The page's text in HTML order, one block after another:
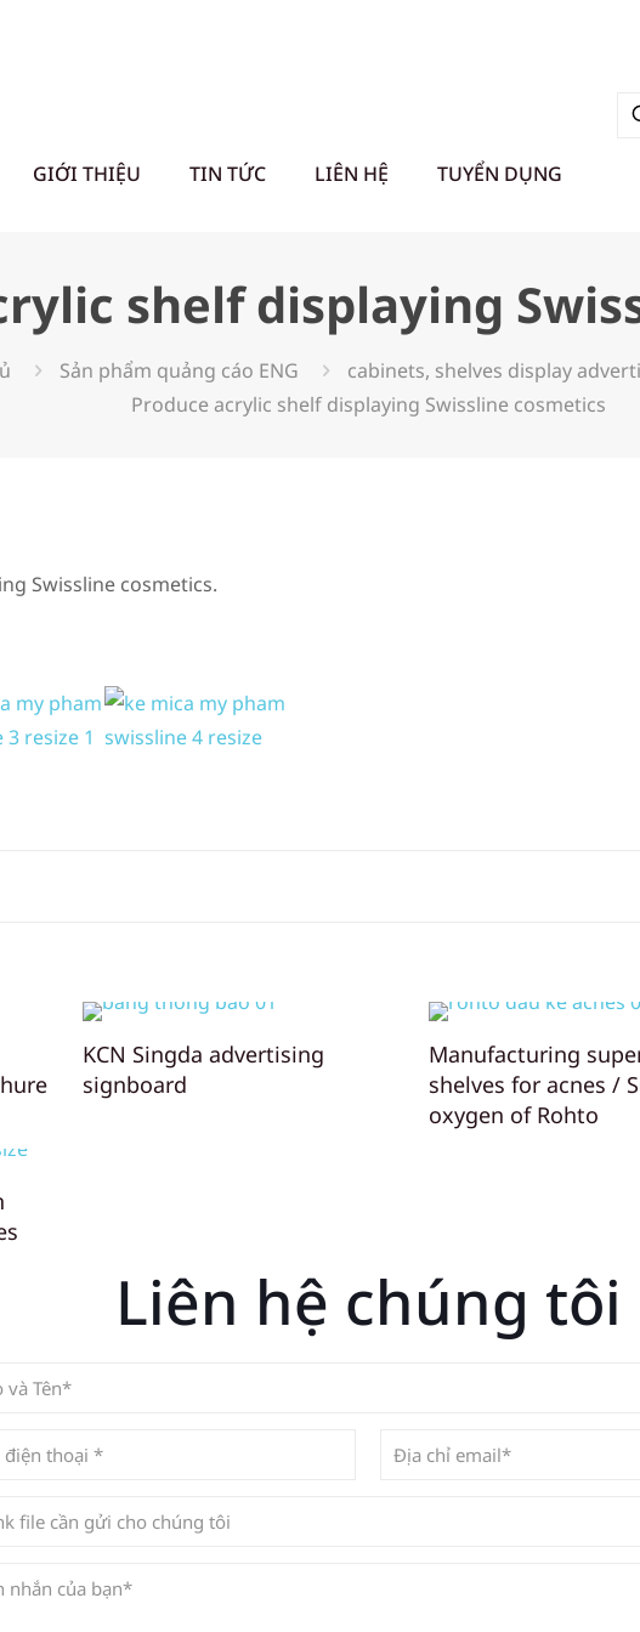
GIỚI THIỆU TIN TỨC LIÊN HỆ TUYỂN DỤNG
shelf displaying
Sản phẩm quảng cáo ENG
cabinets, shelves display
Produce acrylic shelf displaying Swissline cosmetics
Swissline cosmetics.
KCN Singda advertising
signboard
Manufacturing
shelves for acnes /
oxygen of Rohto
Liên hệ chúng tôi